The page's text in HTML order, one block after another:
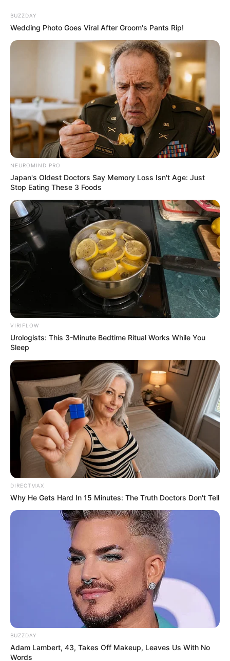
BUZZDAY
Wedding Photo Goes Viral After Groom's Pants Rip!
NEUROMIND PRO
Japan's Oldest Doctors Say Memory Loss Isn't Age: Just
Stop Eating These 3 Foods
VIRIFLOW
Urologists: This 3-Minute Bedtime Ritual Works While You
Sleep
DIRECTMAX
Why He Gets Hard In 15 Minutes: The Truth Doctors Don't Tell
BUZZDAY
Adam Lambert, 43, Takes Off Makeup, Leaves Us With No
Words